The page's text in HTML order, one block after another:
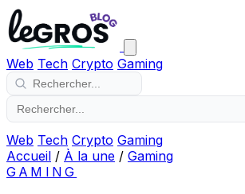
Web Tech Crypto Gaming
Web Tech Crypto Gaming
Accueil / À la une / Gaming
GAMING